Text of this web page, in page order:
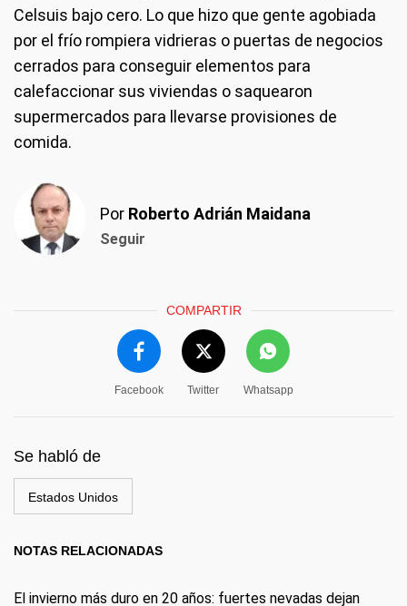
Celsuis bajo cero. Lo que hizo que gente agobiada
por el frío rompiera vidrieras o puertas de negocios
cerrados para conseguir elementos para
calefaccionar sus viviendas o saquearon
supermercados para llevarse provisiones de
comida.
Por Roberto Adrián Maidana
Seguir
COMPARTIR
Facebook Twitter Whatsapp
Se habló de
Estados Unidos
NOTAS RELACIONADAS
El invierno más duro en 20 años: fuertes nevadas dejan